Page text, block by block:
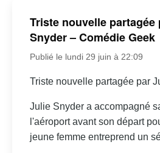
Triste nouvelle partagée
Snyder – Comédie Geek
Publié le lundi 29 juin à 22:09
Triste nouvelle partagée par
Julie Snyder a accompagné
l'aéroport avant son départ
jeune femme entreprend un